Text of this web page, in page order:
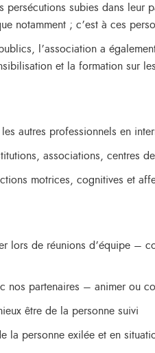
subies dans leur
; c’est à ces
l’association a
et la formation sur
autres professionnels en
associations, centres
motrices, cognitives et
lors de réunions d’équipe –
nos partenaires – animer ou
être de la personne suivi
la personne exilée et en